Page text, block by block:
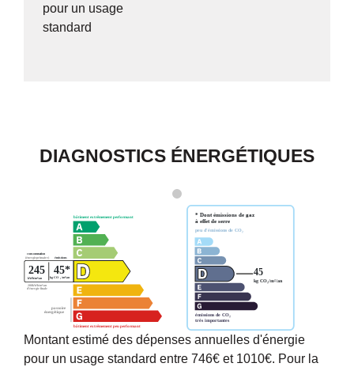
pour un usage
standard
DIAGNOSTICS ÉNERGÉTIQUES
Montant estimé des dépenses annuelles d'énergie
pour un usage standard entre 746€ et 1010€. Pour la